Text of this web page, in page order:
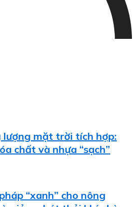
lượng mặt trời tích hợp:
chất và nhựa “sạch”
“xanh” cho nông